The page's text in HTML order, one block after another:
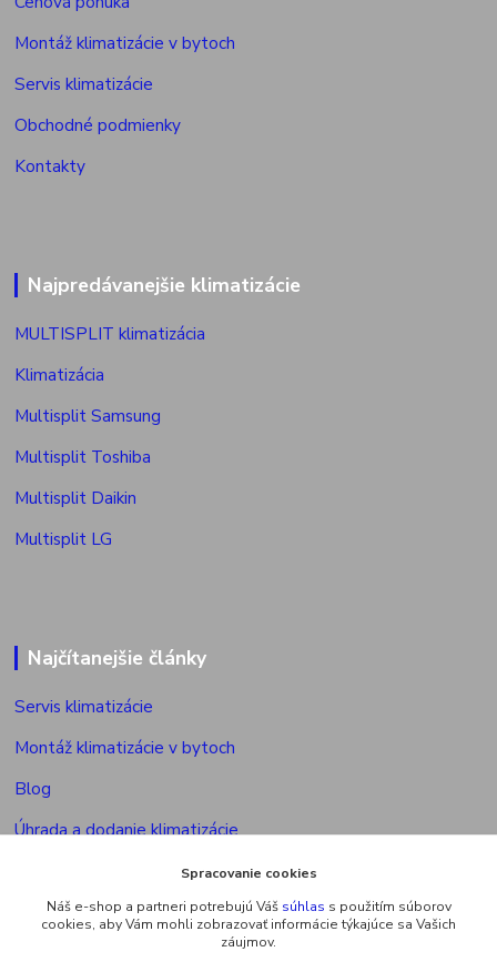
Montáž klimatizácie v bytoch
Servis klimatizácie
Obchodné podmienky
Kontakty
Najpredávanejšie klimatizácie
MULTISPLIT klimatizácia
Klimatizácia
Multisplit Samsung
Multisplit Toshiba
Multisplit Daikin
Multisplit LG
Najčítanejšie články
Servis klimatizácie
Montáž klimatizácie v bytoch
Blog
Úhrada a dodanie klimatizácie
Povolenie na montáž klimatizácie
Výkon vonkajšej jed. multisplitu
Spracovanie cookies
Náš e-shop a partneri potrebujú Váš súhlas s použitím súborov
cookies, aby Vám mohli zobrazovať informácie týkajúce sa Vašich
záujmov.